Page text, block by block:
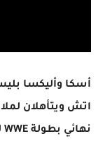
أسكا وأليكسا
اتش ويتأهلان
نهائي بطولة WWE لفرق السيدات